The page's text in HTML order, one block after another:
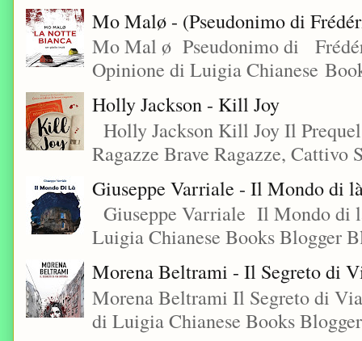
Mo Malø - (Pseudonimo di
Mo Mal ø Pseudonimo di
Opinione di Luigia Chianese
Holly Jackson - Kill Joy
Holly Jackson Kill Joy Il
Ragazze Brave Ragazze, Cattivo
Giuseppe Varriale - Il Mondo di
Giuseppe Varriale Il Mondo di
Luigia Chianese Books
Morena Beltrami - Il Segreto di
Morena Beltrami Il Segreto di
di Luigia Chianese Books